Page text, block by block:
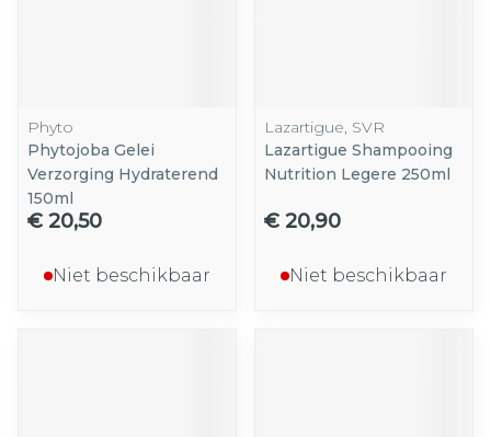
Phyto
Phytojoba Gelei
Verzorging Hydraterend
150ml
€ 20,50
Niet beschikbaar
Lazartigue, SVR
Lazartigue Shampooing
Nutrition Legere 250ml
€ 20,90
Niet beschikbaar